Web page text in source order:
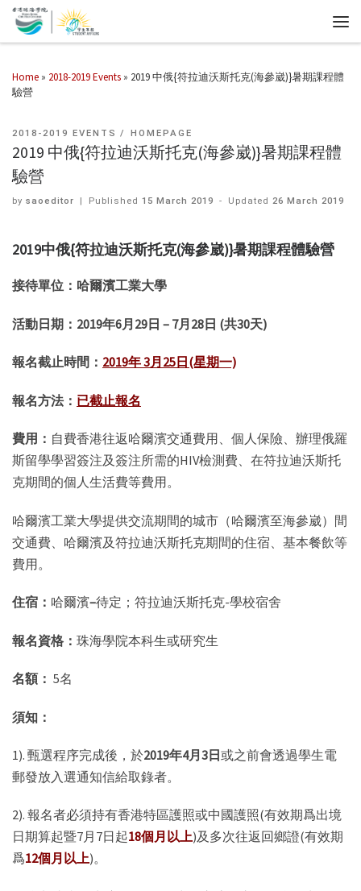
Home » 2018-2019 Events » 2019 中俄{符拉迪沃斯托克(海參崴)}暑期課程體
驗營
2018-2019 EVENTS HOMEPAGE
2019 中俄{符拉迪沃斯托克(海參崴)}暑期課程體
驗營
by saoeditor | Published15 March 2019 - Updated 26 March 2019
2019中俄{符拉迪沃斯托克(海參崴)}暑期課程體驗營
接待單位：哈爾濱工業大學
活動日期： 2019年6月29日 – 7月28日 (共30天)
報名截止時間： 2019年 3月25日(星期一)
報名方法： 已截止報名
費用： 自費香港往返哈爾濱交通費用、個人保險、辦理俄羅
斯留學學習簽注及簽注所需的HIV檢測費、在符拉迪沃斯托
克期間的個人生活費等費用。
哈爾濱工業大學提供交流期間的城市（哈爾濱至海參崴）間
交通費、哈爾濱及符拉迪沃斯托克期間的住宿、基本餐飲等
費用。
住宿： 哈爾濱–待定；符拉迪沃斯托克-學校宿舍
報名資格： 珠海學院本科生或研究生
名額： 5名
須知：
1). 甄選程序完成後，於2019年4月3日或之前會透過學生電
郵發放入選通知信給取錄者。
2). 報名者必須持有香港特區護照或中國護照(有效期爲出境
日期算起暨7月7日起18個月以上)及多次往返回鄉證(有效期
爲12個月以上)。